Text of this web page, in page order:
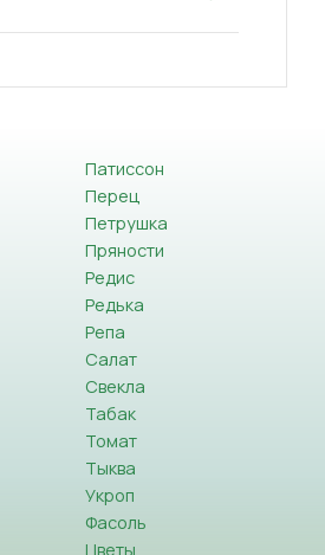
Патиссон
Перец
Петрушка
Пряности
Редис
Редька
Репа
Салат
Свекла
Табак
Томат
Тыква
Укроп
Фасоль
Цветы